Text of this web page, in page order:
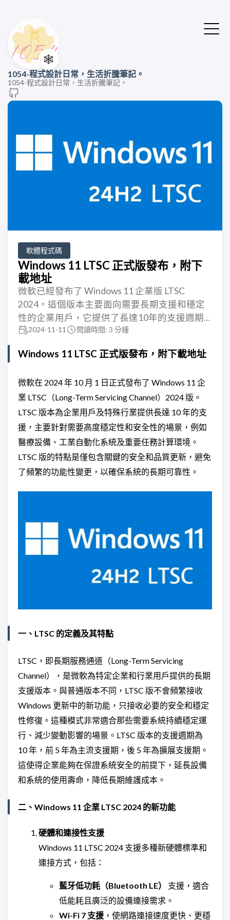
🕸️
1054-程式設計日常，生活折騰筆記。
1054-程式設計日常，生活折騰筆記。
軟體程式碼
Windows 11 LTSC 正式版發布，附下
載地址
微軟已經發布了 Windows 11 企業版 LTSC
2024。這個版本主要面向需要長期支援和穩定
性的企業用戶，它提供了長達10年的支援週期…
2024-11-11 閱讀時間: 3 分鐘
Windows 11 LTSC 正式版發布，附下載地址
微軟在 2024 年 10 月 1 日正式發布了 Windows 11 企
業 LTSC（Long-Term Servicing Channel）2024 版。
LTSC 版本為企業用戶及特殊行業提供長達 10 年的支
援，主要針對需要高度穩定性和安全性的場景，例如
醫療設備、工業自動化系統及重要任務計算環境。
LTSC 版的特點是僅包含關鍵的安全和品質更新，避免
了頻繁的功能性變更，以確保系統的長期可靠性。
一、LTSC 的定義及其特點
LTSC，即長期服務通道（Long-Term Servicing
Channel），是微軟為特定企業和行業用戶提供的長期
支援版本。與普通版本不同，LTSC 版不會頻繁接收
Windows 更新中的新功能，只接收必要的安全和穩定
性修復。這種模式非常適合那些需要系統持續穩定運
行、減少變動影響的場景。LTSC 版本的支援週期為
10 年，前 5 年為主流支援期，後 5 年為擴展支援期。
這使得企業能夠在保證系統安全的前提下，延長設備
和系統的使用壽命，降低長期維護成本。
二、Windows 11 企業 LTSC 2024 的新功能
硬體和連接性支援
Windows 11 LTSC 2024 支援多種新硬體標準和
連接方式，包括：
藍牙低功耗（Bluetooth LE）
支援，適合
低能耗且廣泛的設備連接需求。
Wi-Fi 7 支援 ，使網路連接速度更快、更穩